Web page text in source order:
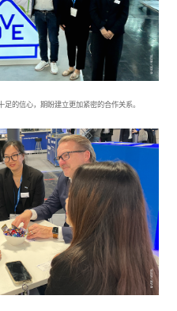
足的信心，期盼建立更加紧密的合作关系。